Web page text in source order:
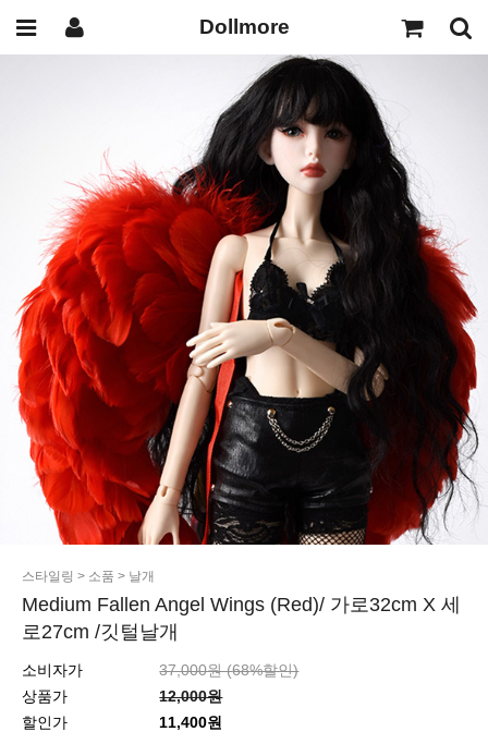
Dollmore
스타일링 > 소품 > 날개
Medium Fallen Angel Wings (Red)/ 가로32cm X 세
로27cm /깃털날개
소비자가 37,000원 (68%할인)
상품가
12,000원
할인가
11,400원